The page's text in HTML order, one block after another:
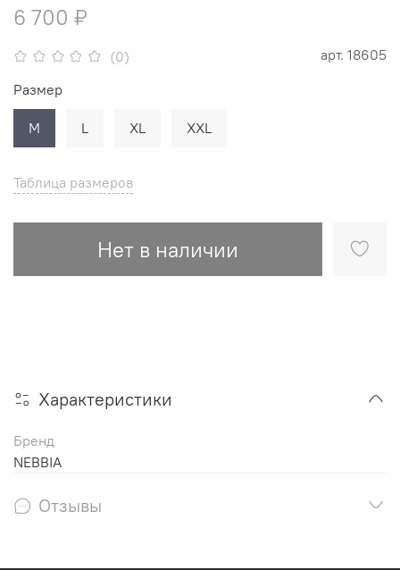
(0) арт. 18605
6 700 ₽
Таблица размеров
Нет в наличии
Размер
M L XL XXL
Характеристики
Бренд
NEBBIA
Отзывы